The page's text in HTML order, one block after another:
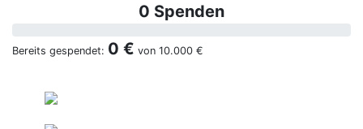
0 Spenden
Bereits gespendet: 0 € von 10.000 €